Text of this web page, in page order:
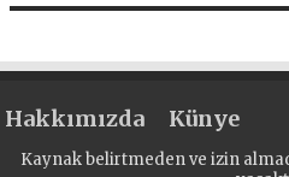
Hakkımızda Künye
Kaynak belirtmeden ve izin